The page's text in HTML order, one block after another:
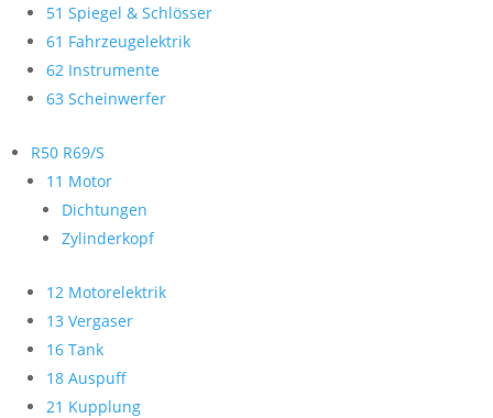
51 Spiegel & Schlösser
61 Fahrzeugelektrik
62 Instrumente
63 Scheinwerfer
R50 R69/S
11 Motor
Dichtungen
Zylinderkopf
12 Motorelektrik
13 Vergaser
16 Tank
18 Auspuff
21 Kupplung